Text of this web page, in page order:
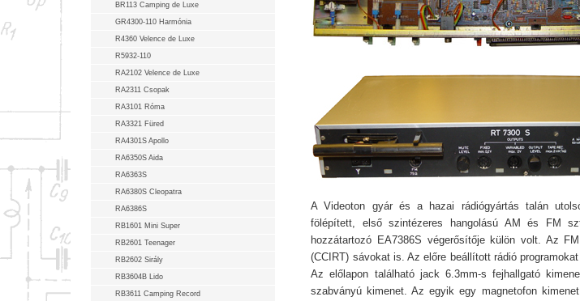
BR113 Camping de Luxe
GR4300-110 Harmónia
R4360 Velence de Luxe
R5932-110
RA2102 Velence de Luxe
RA2311 Csopak
RA3101 Róma
RA3321 Füred
RA4301S Apollo
RA6350S Aida
RA6363S
RA6380S Cleopatra
RA6386S
RB1601 Mini Super
RB2601 Teenager
RB2602 Sirály
RB3604B Lido
RB3611 Camping Record
A Videoton gyár és a hazai rádiógyártás talán
fölépített, első szintézeres hangolású AM és FM
hozzátartozó EA7386S végerősítője külön volt. Az
(CCIRT) sávokat is. Az előre beállított rádió
Az előlapon található jack 6.3mm-s fejhallgató
szabványú kimenet. Az egyik egy magnetofon